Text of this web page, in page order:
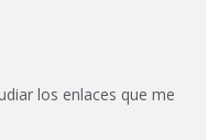
los enlaces que me